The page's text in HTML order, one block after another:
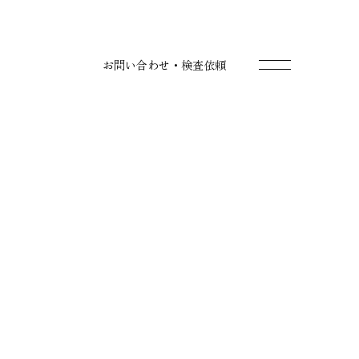
お問い合わせ・検査依頼